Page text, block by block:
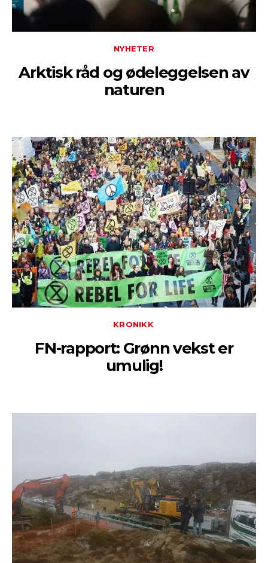
NYHETER
Arktisk råd og ødeleggelsen av
naturen
KRONIKK
FN-rapport: Grønn vekst er
umulig!